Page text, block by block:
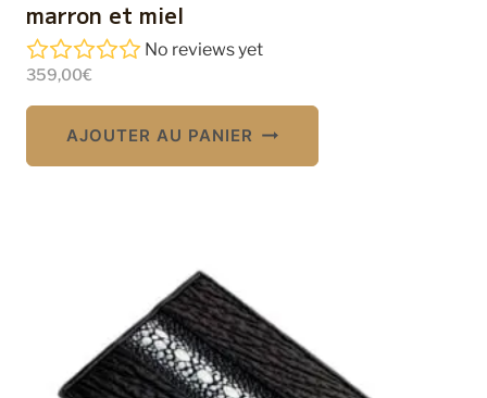
marron et miel
No reviews yet
359,00€
AJOUTER AU PANIER